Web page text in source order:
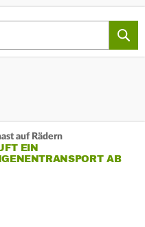
auf Rädern
EIN
AB